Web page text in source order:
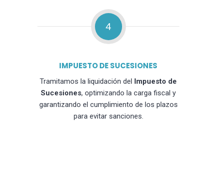
4
IMPUESTO DE SUCESIONES
Tramitamos la liquidación del Impuesto de
Sucesiones, optimizando la carga fiscal y
garantizando el cumplimiento de los plazos
para evitar sanciones.